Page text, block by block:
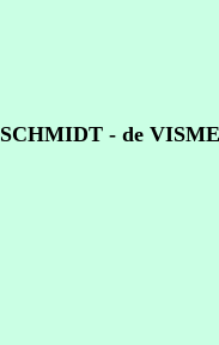
SCHMIDT - de VISME